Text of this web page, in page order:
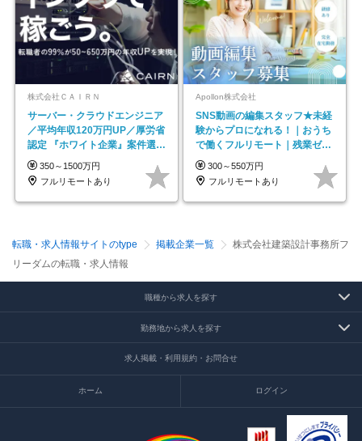
株式会社ＣＡＩＲＮ
サーバー・クラウドエンジニア
／平均年収120万円UP／厚労省
認定 『ホワイト企業』案件選択
制度／年休129日
350～1500万円
フルリモートあり
Apollon株式会社
SNS動画の編集スタッフ★未経
験からプロになれる！｜おうち
で働くフルリモート｜残業ゼロ
で18時退勤◎
300～550万円
フルリモートあり
転職・求人情報サイトのtype 掲載企業一覧
株式会社建築設計事務所フ
リーダムの転職・求人情報
職種から求人を探す
勤務地から求人を探す
求人掲載・利用規約・お問合せ
ホーム ログイン